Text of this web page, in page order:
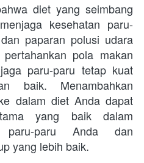
diet yang seimbang
kesehatan paru-
paparan polusi udara
pola makan
paru-paru tetap kuat
baik. Menambahkan
dalam diet Anda dapat
yang baik dalam
paru-paru Anda dan
yang lebih baik.